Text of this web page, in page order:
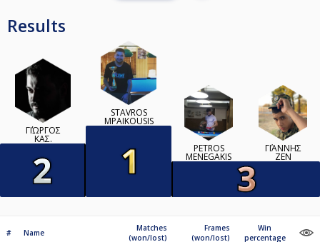
Results
ΓΙΏΡΓΟΣ
ΚΑΣ.
STAVROS
MPAIKOUSIS
PETROS
MENEGAKIS
ΓΙΆΝΝΗΣ
ΖΕΝ
# Name
Matches
(won/lost)
Frames
(won/lost)
Win
percentage